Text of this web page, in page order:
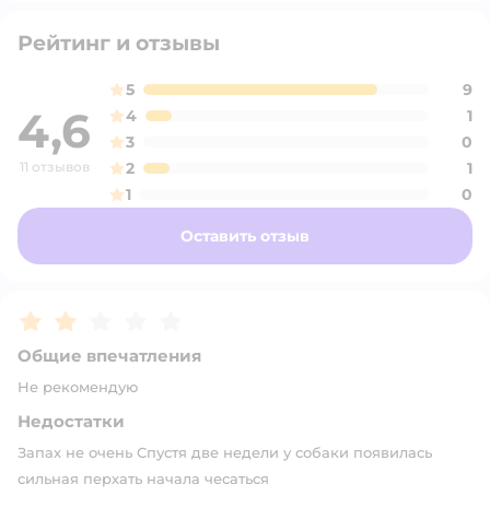
Рейтинг и отзывы
4,6
11 отзывов
5
9
4
1
3
0
2
1
1
0
Оставить отзыв
Рейтинг:
Общие впечатления
Не рекомендую
Недостатки
Запах не очень Спустя две недели у собаки появилась
сильная перхать начала чесаться